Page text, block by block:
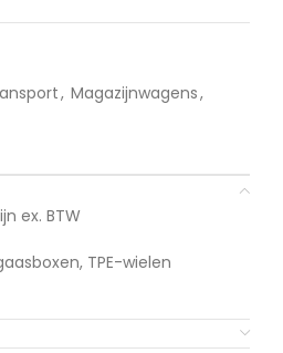
, Magazijnwagens,
ex. BTW
TPE-wielen